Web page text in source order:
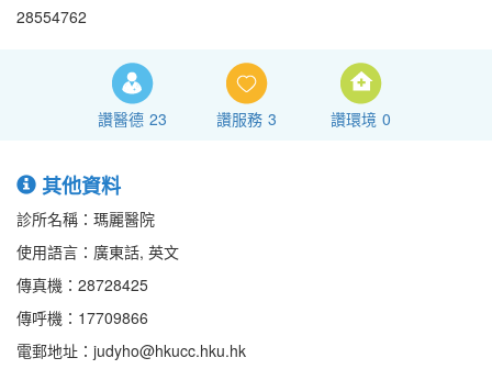
28554762
讚醫德 23 讚服務 3 讚環境 0
其他資料
診所名稱：瑪麗醫院
使用語言：廣東話, 英文
傳真機：28728425
傳呼機：17709866
電郵地址：judyho@hkucc.hku.hk